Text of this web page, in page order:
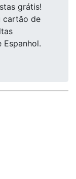
grátis!
cartão de
Espanhol.